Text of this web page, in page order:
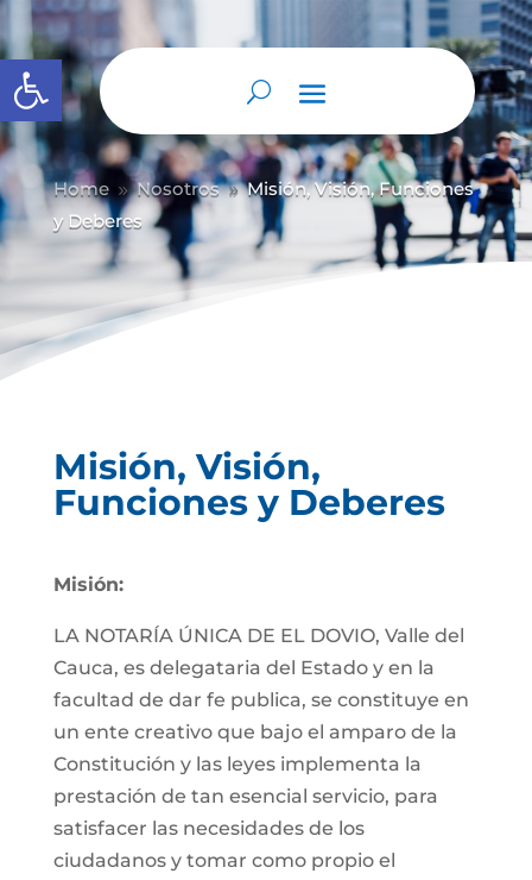
Abrir barra de herramientas
Home 9 Nosotros 9 Misión, Visión, Funciones
y Deberes
Misión, Visión,
Funciones y Deberes
Misión:
LA NOTARÍA ÚNICA DE EL DOVIO, Valle del
Cauca, es delegataria del Estado y en la
facultad de dar fe publica, se constituye en
un ente creativo que bajo el amparo de la
Constitución y las leyes implementa la
prestación de tan esencial servicio, para
satisfacer las necesidades de los
ciudadanos y tomar como propio el